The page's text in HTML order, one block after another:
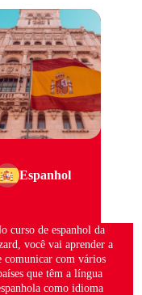
Espanhol
curso de espanhol da
você vai aprender a
comunicar com vários
que têm a língua
como idioma